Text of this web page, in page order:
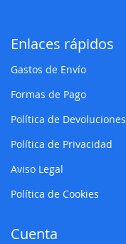
Enlaces rápidos
Gastos de Envío
Formas de Pago
Política de Devoluciones
Política de Privacidad
Aviso Legal
Política de Cookies
Cuenta